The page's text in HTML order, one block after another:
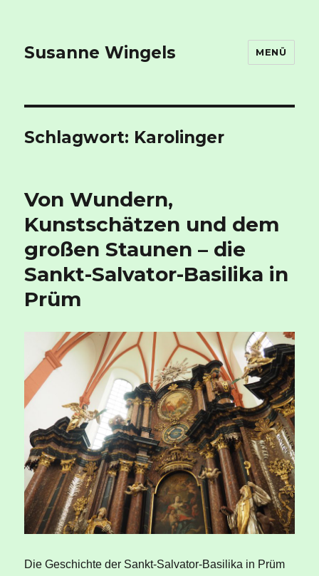
Susanne Wingels MENÜ
Schlagwort: Karolinger
Von Wundern,
Kunstschätzen und dem
großen Staunen – die
Sankt-Salvator-Basilika in
Prüm
Die Geschichte der Sankt-Salvator-Basilika in Prüm